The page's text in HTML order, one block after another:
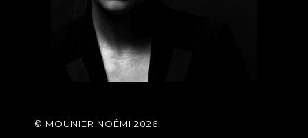
©️ MOUNIER NOÉMI 2026